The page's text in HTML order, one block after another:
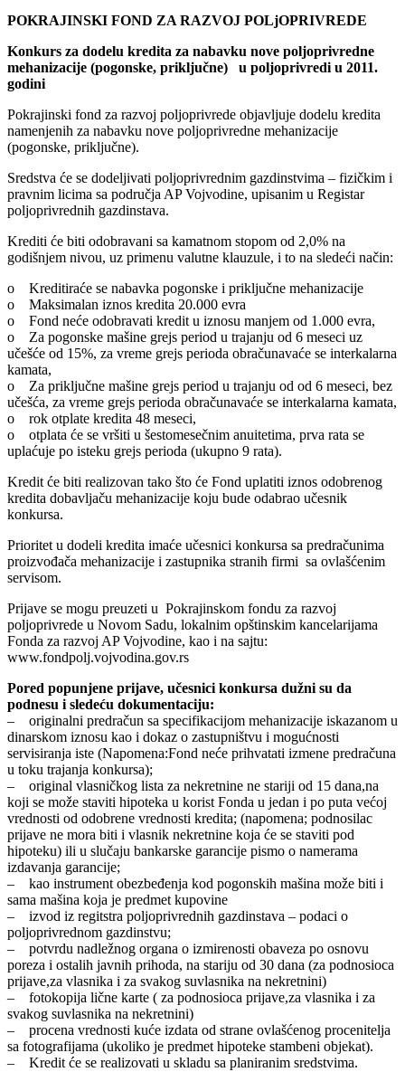
POKRAJINSKI FOND ZA RAZVOJ POLjOPRIVREDE
Konkurs za dodelu kredita za nabavku nove poljoprivredne
mehanizacije (pogonske, priključne) u poljoprivredi u 2011.
godini
Pokrajinski fond za razvoj poljoprivrede objavljuje dodelu kredita
namenjenih za nabavku nove poljoprivredne mehanizacije
(pogonske, priključne).
Sredstva će se dodeljivati poljoprivrednim gazdinstvima – fizičkim i
pravnim licima sa područja AP Vojvodine, upisanim u Registar
poljoprivrednih gazdinstava.
Krediti će biti odobravani sa kamatnom stopom od 2,0% na
godišnjem nivou, uz primenu valutne klauzule, i to na sledeći način:
o Kreditiraće se nabavka pogonske i priključne mehanizacije
o Maksimalan iznos kredita 20.000 evra
o Fond neće odobravati kredit u iznosu manjem od 1.000 evra,
o Za pogonske mašine grejs period u trajanju od 6 meseci uz
učešće od 15%, za vreme grejs perioda obračunavaće se interkalarna
kamata,
o Za priključne mašine grejs period u trajanju od od 6 meseci, bez
učešća, za vreme grejs perioda obračunavaće se interkalarna kamata,
o rok otplate kredita 48 meseci,
o otplata će se vršiti u šestomesečnim anuitetima, prva rata se
uplaćuje po isteku grejs perioda (ukupno 9 rata).
Kredit će biti realizovan tako što će Fond uplatiti iznos odobrenog
kredita dobavljaču mehanizacije koju bude odabrao učesnik
konkursa.
Prioritet u dodeli kredita imaće učesnici konkursa sa predračunima
proizvođača mehanizacije i zastupnika stranih firmi sa ovlašćenim
servisom.
Prijave se mogu preuzeti u Pokrajinskom fondu za razvoj
poljoprivrede u Novom Sadu, lokalnim opštinskim kancelarijama
Fonda za razvoj AP Vojvodine, kao i na sajtu:
www.fondpolj.vojvodina.gov.rs
Pored popunjene prijave, učesnici konkursa dužni su da
podnesu i sledeću dokumentaciju:
– originalni predračun sa specifikacijom mehanizacije iskazanom u
dinarskom iznosu kao i dokaz o zastupništvu i mogućnosti
servisiranja iste (Napomena:Fond neće prihvatati izmene predračuna
u toku trajanja konkursa);
– original vlasničkog lista za nekretnine ne stariji od 15 dana,na
koji se može staviti hipoteka u korist Fonda u jedan i po puta većoj
vrednosti od odobrene vrednosti kredita; (napomena; podnosilac
prijave ne mora biti i vlasnik nekretnine koja će se staviti pod
hipoteku) ili u slučaju bankarske garancije pismo o namerama
izdavanja garancije;
– kao instrument obezbeđenja kod pogonskih mašina može biti i
sama mašina koja je predmet kupovine
– izvod iz regitstra poljoprivrednih gazdinstava – podaci o
poljoprivrednom gazdinstvu;
– potvrdu nadležnog organa o izmirenosti obaveza po osnovu
poreza i ostalih javnih prihoda, na stariju od 30 dana (za podnosioca
prijave,za vlasnika i za svakog suvlasnika na nekretnini)
– fotokopija lične karte ( za podnosioca prijave,za vlasnika i za
svakog suvlasnika na nekretnini)
– procena vrednosti kuće izdata od strane ovlašćenog procenitelja
sa fotografijama (ukoliko je predmet hipoteke stambeni objekat).
– Kredit će se realizovati u skladu sa planiranim sredstvima.